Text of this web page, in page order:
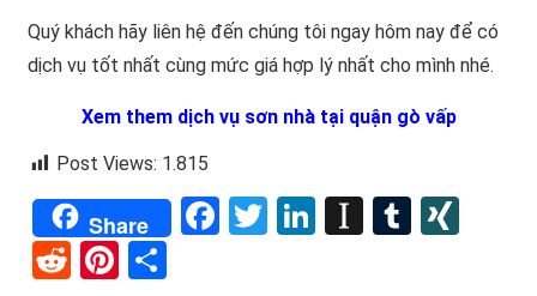
Quý khách hãy liên hệ đến chúng tôi ngay hôm nay để có
dịch vụ tốt nhất cùng mức giá hợp lý nhất cho mình nhé.
Xem them dịch vụ sơn nhà tại quận gò vấp
Post Views: 1.815
Share Facebook
Twitter
LinkedInTumblr
RedditPinterest